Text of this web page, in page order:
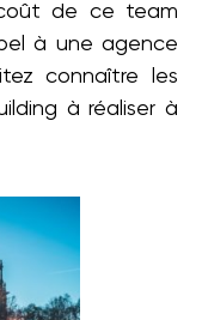
de ce team
à une agence
connaître les
à réaliser à